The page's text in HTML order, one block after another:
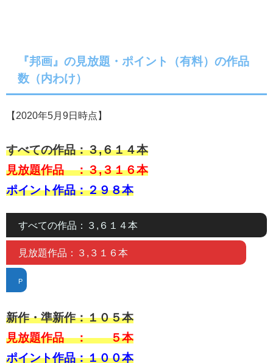
『邦画』の見放題・ポイント（有料）の作品
数（内わけ）
【2020年5月9日時点】
すべての作品：３,６１４本
見放題作品 ：３,３１６本
ポイント作品：２９８本
すべての作品：３,６１４本
見放題作品：３,３１６本
P
新作・準新作：１０５本
見放題作品 ： ５本
ポイント作品：１００本